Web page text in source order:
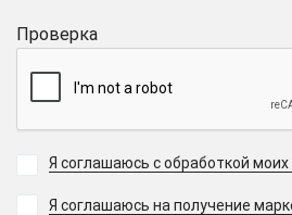
Проверка
Я соглашаюсь с обработкой
Я соглашаюсь на получение